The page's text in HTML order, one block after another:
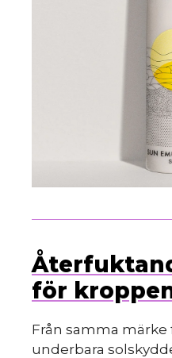
för
Från samma
underbara